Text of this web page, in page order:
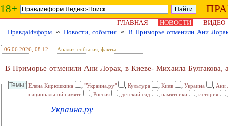
18+
ГЛАВНАЯ НОВОСТИ
ВИДЕО
ПравдаИнформ ≈ Новости, события ≈ В Приморье отменили Ани
06.06.2026 , 08:12 Анализ, события, факты
В Приморье отменили Ани Лорак, в Киеве- Михаила Булгакова,
Елена Кирюшкина , "Украина.ру" , Культура , Киев , Украина , Ани
национальной памяти
, Россия , детский сад , памятники , история
Украина.ру